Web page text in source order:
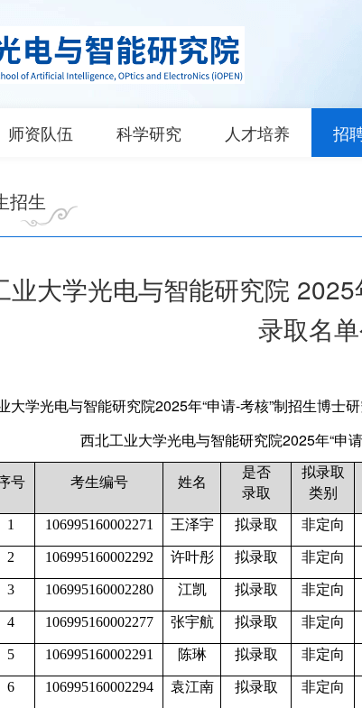
师资队伍 科学研究 人才培养 招
招生
业大学光电与智能研究院
录取名
大学光电与智能研究院2025年“申请-考核”制招生博士
西北工业大学光电与智能研究院2025年“申
号 考生编号 姓名
是否
录取
拟录取
类别
1 106995160002271 王泽宇 拟录取 非定向
2 106995160002292 许叶彤 拟录取 非定向
3 106995160002280 江凯 拟录取 非定向
4 106995160002277 张宇航 拟录取 非定向
5 106995160002291 陈琳 拟录取 非定向
6 106995160002294 袁江南 拟录取 非定向